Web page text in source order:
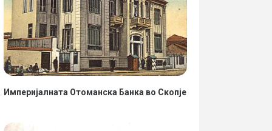
Империјалната Отоманска Банка во Скопје